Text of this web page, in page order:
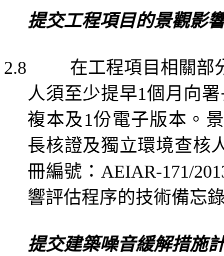
提交工程項目的景觀影
2.8
在工程項目相關部
人須至少提早1個月向
複本及 1份電子版本。
長核證及獨立環境查核
冊編號： AEIAR-171/
響評估程序的技術備忘
提交建築噪音緩解措施